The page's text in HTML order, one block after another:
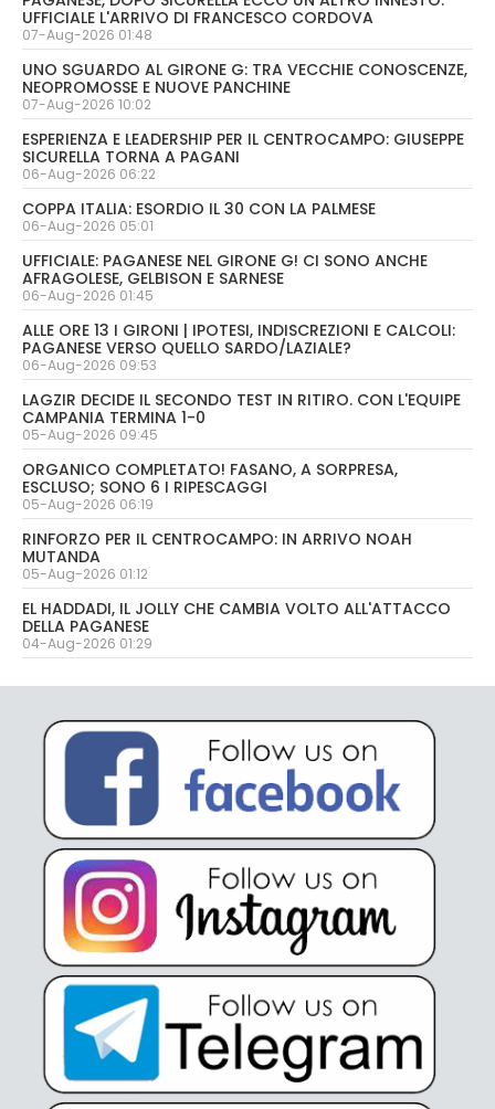
UFFICIALE L'ARRIVO DI FRANCESCO CORDOVA
07-Aug-2026 01:48
UNO SGUARDO AL GIRONE G: TRA VECCHIE CONOSCENZE,
NEOPROMOSSE E NUOVE PANCHINE
07-Aug-2026 10:02
ESPERIENZA E LEADERSHIP PER IL CENTROCAMPO: GIUSEPPE
SICURELLA TORNA A PAGANI
06-Aug-2026 06:22
COPPA ITALIA: ESORDIO IL 30 CON LA PALMESE
06-Aug-2026 05:01
UFFICIALE: PAGANESE NEL GIRONE G! CI SONO ANCHE
AFRAGOLESE, GELBISON E SARNESE
06-Aug-2026 01:45
ALLE ORE 13 I GIRONI | IPOTESI, INDISCREZIONI E CALCOLI:
PAGANESE VERSO QUELLO SARDO/LAZIALE?
06-Aug-2026 09:53
LAGZIR DECIDE IL SECONDO TEST IN RITIRO. CON L'EQUIPE
CAMPANIA TERMINA 1-0
05-Aug-2026 09:45
ORGANICO COMPLETATO! FASANO, A SORPRESA,
ESCLUSO; SONO 6 I RIPESCAGGI
05-Aug-2026 06:19
RINFORZO PER IL CENTROCAMPO: IN ARRIVO NOAH
MUTANDA
05-Aug-2026 01:12
EL HADDADI, IL JOLLY CHE CAMBIA VOLTO ALL'ATTACCO
DELLA PAGANESE
04-Aug-2026 01:29